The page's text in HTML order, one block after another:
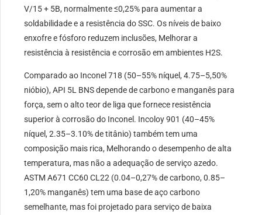
V/15 + 5B, normalmente ≤0,25% para aumentar a
soldabilidade e a resistência do SSC. Os níveis de baixo
enxofre e fósforo reduzem inclusões, Melhorar a
resistência à resistência e corrosão em ambientes H2S.
Comparado ao Inconel 718 (50–55% níquel, 4.75–5,50%
nióbio), API 5L BNS depende de carbono e manganês para
força, sem o alto teor de liga que fornece resistência
superior à corrosão do Inconel. Incoloy 901 (40–45%
níquel, 2.35–3.10% de titânio) também tem uma
composição mais rica, Melhorando o desempenho de alta
temperatura, mas não a adequação de serviço azedo.
ASTM A671 CC60 CL22 (0.04–0,27% de carbono, 0.85–
1,20% manganês) tem uma base de aço carbono
semelhante, mas foi projetado para serviço de baixa